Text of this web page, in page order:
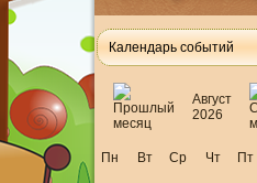
Календарь событий
Август
2026
Пн Вт Ср Чт Пт